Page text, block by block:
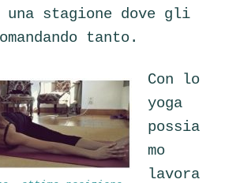
stagione dove gli
tanto.
Con lo
yoga
possia
mo
lavora